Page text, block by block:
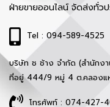
ฝ่ายขายออนไลน์ จัดส่งทั่วป
Tel : 094-589-4525
บริษัท ช ช้าง จำกัด (สำนักง
ที่อยู่ 444/9 หมู่ 4 ต.คลองแ
โทรศัพท์ : 074-427-